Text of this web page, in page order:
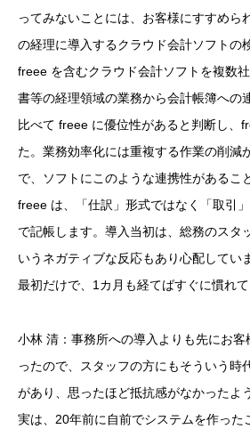
ってみないことには、お客様にすすめら
の経理に導入するクラウド会計ソフトの
freee を含むクラウド会計ソフトを複数
書等の経理領域の業務から会計帳簿への
比べて freee に優位性があると判断し、
た。業務効率化には重複する作業の削減
で、ソフトにこのような連携性があるこ
freee は、「仕訳」形式ではなく「取引
で記帳します。導入当初は、総務のスタ
いうネガティブな反応もあり心配してい
最初だけで、1カ月も経てばすぐに慣れて
小林 清：事務所への導入よりも先にお
ったので、スタッフの方にもそういう時
があり、思ったほど抵抗感がなかったよ
実は、20年前に自前でシステムを作った